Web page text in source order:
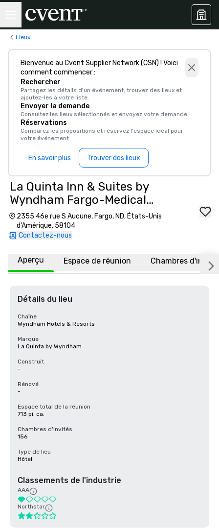
Lieux
Bienvenue au Cvent Supplier Network (CSN) ! Voici
comment commencer :
Rechercher
Partagez les détails d'un événement, trouvez des lieux et
ajoutez-les à votre liste.
Envoyer la demande
Consultez les lieux sélectionnés et envoyez votre demande
Réservations
Comparez les propositions et réservez l'espace idéal pour
votre événement
En savoir plus Trouver des lieux
La Quinta Inn & Suites by
Wyndham Fargo-Medical
Center
2355 46e rue S Aucune, Fargo, ND, États-Unis
d'Amérique, 58104
Contactez-nous
Aperçu Espace de réunion Chambres
Détails du lieu
Chaîne
Wyndham Hotels & Resorts
Marque
La Quinta by Wyndham
Construit
-
Rénové
-
Espace total de la réunion
713 pi. ca.
Chambres d'invités
156
Type de lieu
Hôtel
Classements de l'industrie
AAA
Northstar